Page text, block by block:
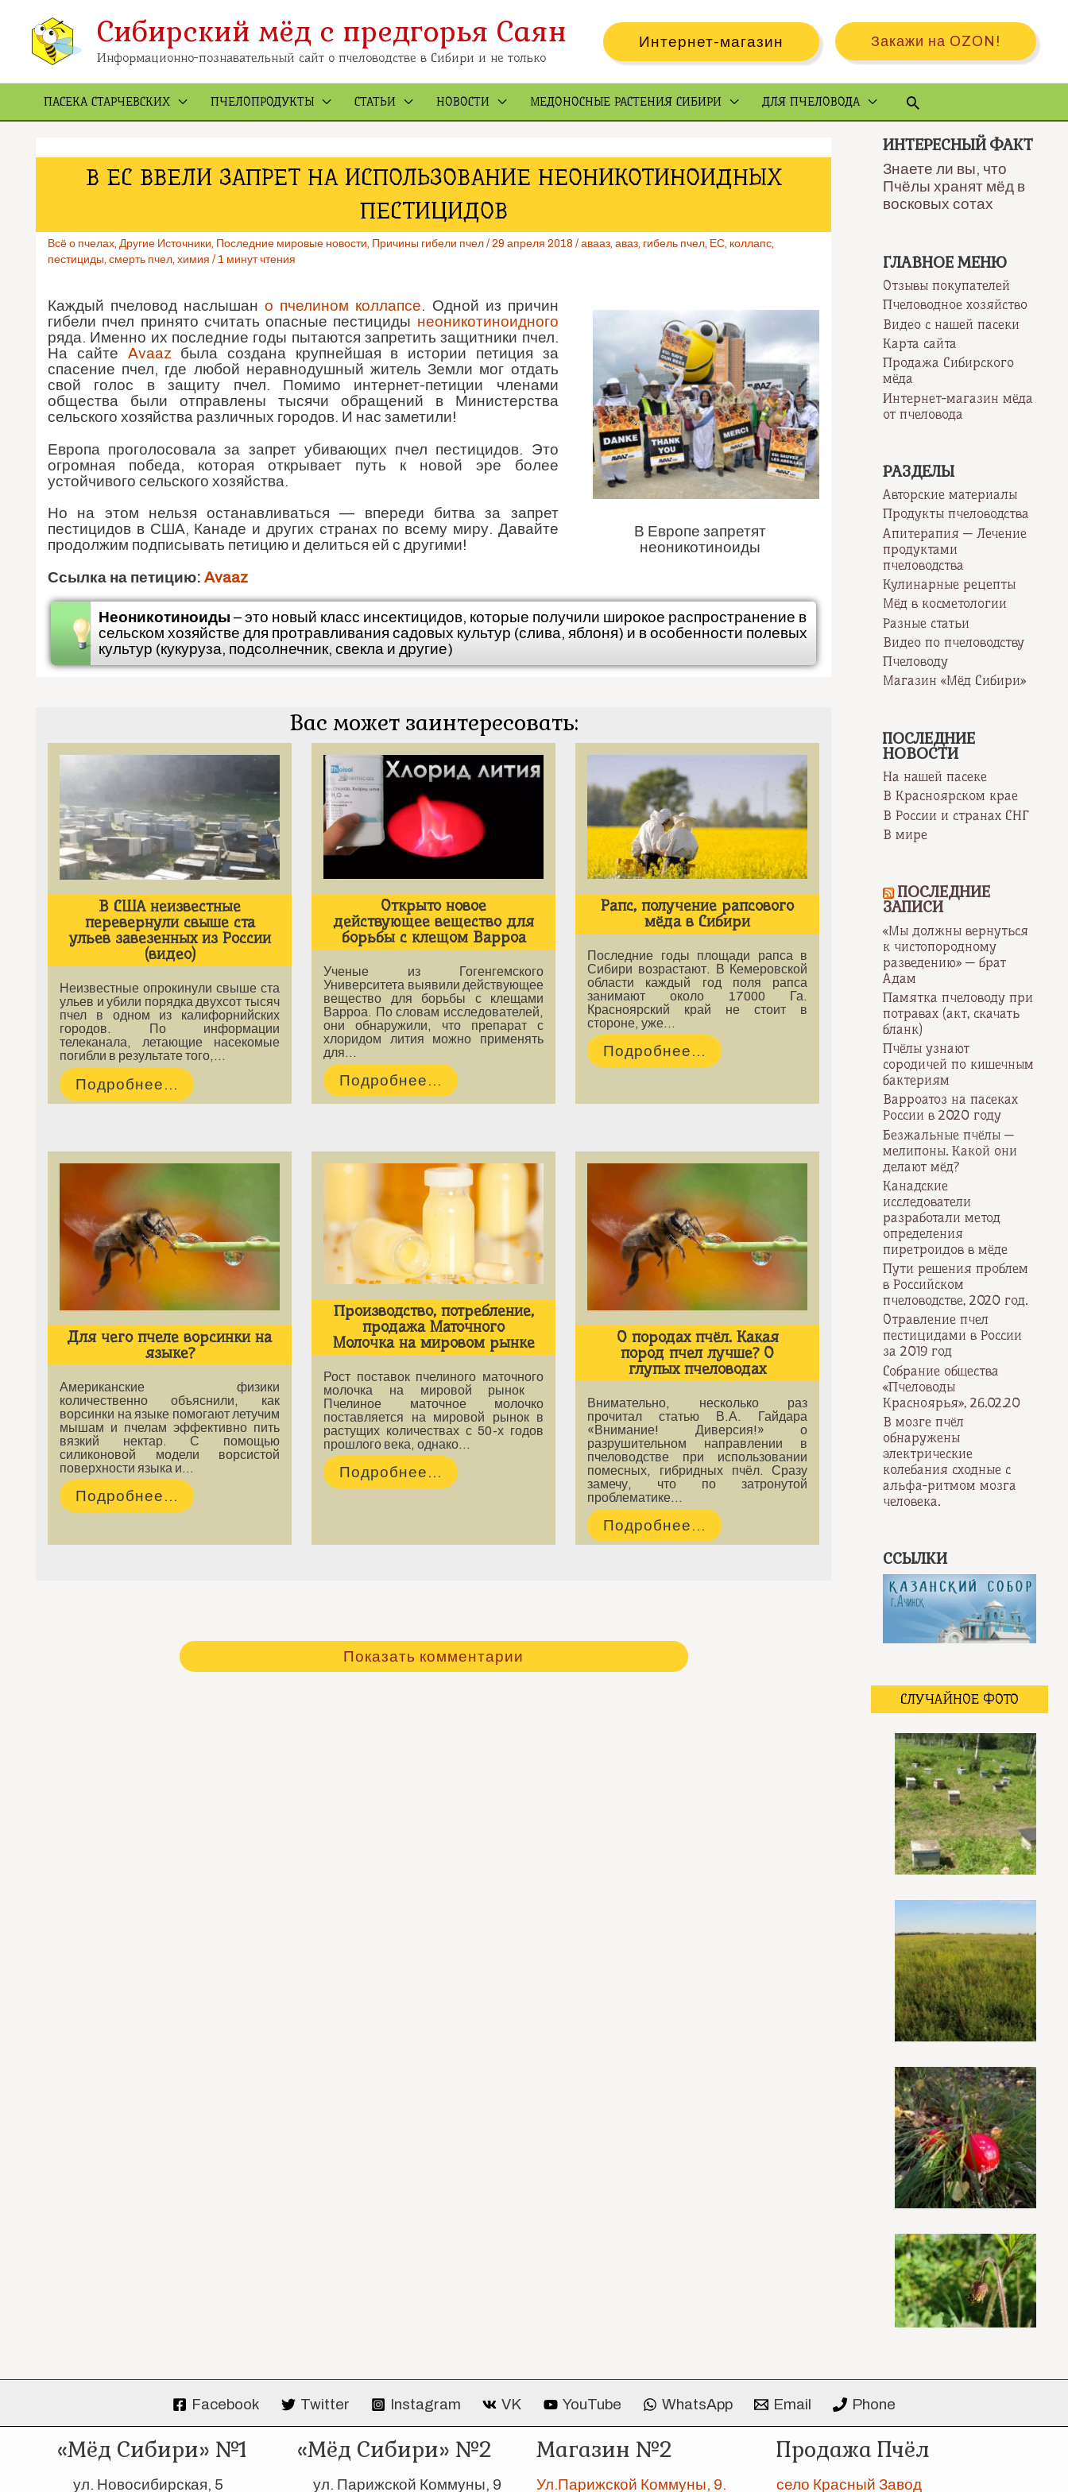
содержимомуСибирский мёд с предгорья Саян
Информационно-познавательный сайт о пчеловодстве в Сибири и не только
Интернет-магазин Закажи на OZON!
ПАСЕКА СТАРЧЕВСКИХ ПЧЕЛОПРОДУКТЫ СТАТЬИ НОВОСТИ МЕДОНОСНЫЕ РАСТЕНИЯ СИБИРИ ДЛЯ ПЧЕЛОВОДА Поиск
В ЕС ВВЕЛИ ЗАПРЕТ НА ИСПОЛЬЗОВАНИЕ НЕОНИКОТИНОИДНЫХ
ПЕСТИЦИДОВ
Всё о пчелах, Другие Источники, Последние мировые новости, Причины гибели пчел / 29 апреля 2018 / авааз, аваз, гибель пчел, ЕС, коллапс,
пестициды, смерть пчел, химия / 1 минут чтения
В Европе запретят
неоникотиноиды
Каждый пчеловод наслышано пчелином коллапсе. Одной из причин
гибели пчел принято считать опасные пестициды неоникотиноидного
ряда. Именно их последние годы пытаются запретить защитники пчел.
На сайте Avaaz была создана крупнейшая в истории петиция за
спасение пчел, где любой неравнодушный житель Земли мог отдать
свой голос в защиту пчел. Помимо интернет-петиции членами
общества были отправлены тысячи обращений в Министерства
сельского хозяйства различных городов. И нас заметили!
Европа проголосовала за запрет убивающих пчел пестицидов. Это
огромная победа, которая открывает путь к новой эре более
устойчивого сельского хозяйства.
Но на этом нельзя останавливаться — впереди битва за запрет
пестицидов в США, Канаде и других странах по всему миру. Давайте
продолжим подписывать петицию и делиться ей с другими!
Ссылка на петицию: Avaaz
Неоникотиноиды – это новый класс инсектицидов, которые получили широкое распространение в
сельском хозяйстве для протравливания садовых культур (слива, яблоня) и в особенности полевых
культур (кукуруза, подсолнечник, свекла и другие)
Вас может заинтересовать:
В США неизвестные
перевернули свыше ста
ульев завезенных из России
(видео)
Неизвестные опрокинули свыше ста
ульев и убили порядка двухсот тысяч
пчел в одном из калифорнийских
городов. По информации
телеканала, летающие насекомые
погибли в результате того,…
Подробнее...
Открыто новое
действующее вещество для
борьбы с клещом Варроа
Ученые из Гогенгемского
Университета выявили действующее
вещество для борьбы с клещами
Варроа. По словам исследователей,
они обнаружили, что препарат с
хлоридом лития можно применять
для…
Подробнее...
Рапс, получение рапсового
мёда в Сибири
Последние годы площади рапса в
Сибири возрастают. В Кемеровской
области каждый год поля рапса
занимают около 17000 Га.
Красноярский край не стоит в
стороне, уже…
Подробнее...
Для чего пчеле ворсинки на
языке?
Американские физики
количественно объяснили, как
ворсинки на языке помогают летучим
мышам и пчелам эффективно пить
вязкий нектар. С помощью
силиконовой модели ворсистой
поверхности языка и…
Подробнее...
Производство, потребление,
продажа Маточного
Молочка на мировом рынке
Рост поставок пчелиного маточного
молочка на мировой рынок
Пчелиное маточное молочко
поставляется на мировой рынок в
растущих количествах с 50-х годов
прошлого века, однако…
Подробнее...
О породах пчёл. Какая
пород пчел лучше? О
глупых пчеловодах
Внимательно, несколько раз
прочитал статью В.А. Гайдара
«Внимание! Диверсия!» о
разрушительном направлении в
пчеловодстве при использовании
помесных, гибридных пчёл. Сразу
замечу, что по затронутой
проблематике…
Подробнее...
Показать комментарии
ИНТЕРЕСНЫЙ ФАКТ
Знаете ли вы, что
Пчёлы хранят мёд в
восковых сотах
ГЛАВНОЕ МЕНЮ
Отзывы покупателей
Пчеловодное хозяйство
Видео с нашей пасеки
Карта сайта
Продажа Сибирского
мёда
Интернет-магазин мёда
от пчеловода
РАЗДЕЛЫ
Авторские материалы
Продукты пчеловодства
Апитерапия — Лечение
продуктами
пчеловодства
Кулинарные рецепты
Мёд в косметологии
Разные статьи
Видео по пчеловодству
Пчеловоду
Магазин «Мёд Сибири»
ПОСЛЕДНИЕ
НОВОСТИ
На нашей пасеке
В Красноярском крае
В России и странах СНГ
В мире
ПОСЛЕДНИЕ
ЗАПИСИ
«Мы должны вернуться
к чистопородному
разведению» — брат
Адам
Памятка пчеловоду при
потравах (акт, скачать
бланк)
Пчёлы узнают
сородичей по кишечным
бактериям
Варроатоз на пасеках
России в 2020 году
Безжальные пчёлы —
мелипоны. Какой они
делают мёд?
Канадские
исследователи
разработали метод
определения
пиретроидов в мёде
Пути решения проблем
в Российском
пчеловодстве, 2020 год.
Отравление пчел
пестицидами в России
за 2019 год
Собрание общества
«Пчеловоды
Красноярья», 26.02.20
В мозге пчёл
обнаружены
электрические
колебания сходные с
альфа-ритмом мозга
человека.
ССЫЛКИ
СЛУЧАЙНОЕ ФОТО
Facebook Twitter Instagram VK YouTube WhatsApp Email Phone
«Мёд Сибири» №1
ул. Новосибирская, 5
«Мёд Сибири» №2
ул. Парижской Коммуны, 9
Магазин №2
Ул.Парижской Коммуны, 9.
Продажа Пчёл
село Красный Завод